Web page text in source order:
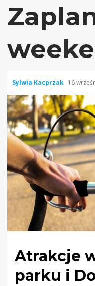
Sylwia Kacprzak 16
Atrakcje
parku i